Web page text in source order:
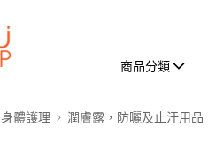
商品分類
身體護理 潤膚露，防曬及止汗用品